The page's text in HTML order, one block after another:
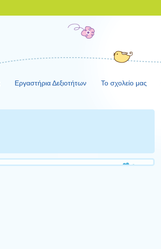
Εργαστήρια Δεξιοτήτων Το σχολείο μας